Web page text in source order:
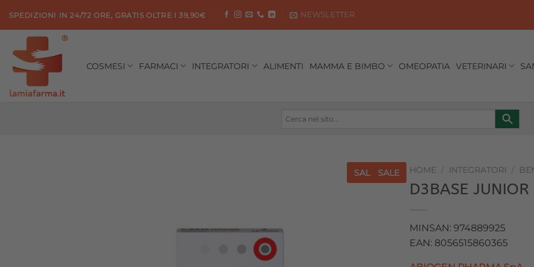
contenuti
SPEDIZIONI IN 24/72 ORE, GRATIS OLTRE I 39,90€ NEWSLETTER
COSMESI FARMACI INTEGRATORI ALIMENTI MAMMA E BIMBO OMEOPATIA VETERINARI
SALE SALE HOME / INTEGRATORI /
D3BASE
MINSAN: 974889925
EAN: 8056515860365